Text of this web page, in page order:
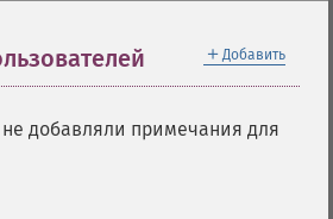
＋ Добавить
добавляли примечания для